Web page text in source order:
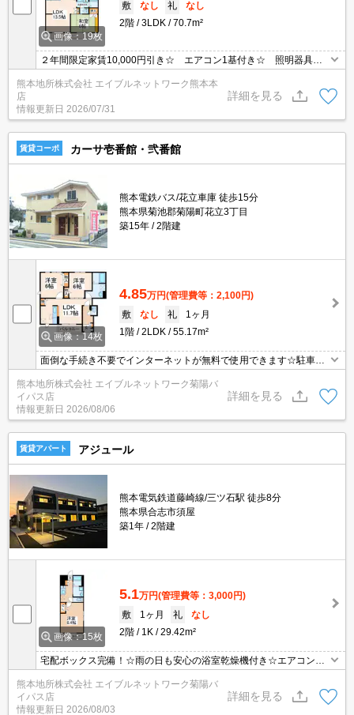
画像：19枚
敷
なし 礼
なし
2階
3LDK 70.7m²
２年間限定家賃10,000円引き☆ エアコン1基付き☆ 照明器具付
き☆ ＴＶインターホン付き☆ 南向きで日当たり良好☆
熊本地所株式会社 エイブルネットワーク熊本本
店
情報更新日 2026/07/31
詳細を見る
賃貸コーポ カーサ壱番館・弐番館
熊本電鉄バス/花立車庫 徒歩15分
熊本県菊池郡菊陽町花立3丁目
築15年
2階建
画像：14枚
4.85万円(管理費等：2,100円)
敷
なし 礼
1ヶ月
1階
2LDK 55.17m²
面倒な手続き不要でインターネットが無料で使用できます☆駐車場
縦列にて2台可能です！期間限定賃料です。2年経過後家賃53,500
円。
熊本地所株式会社 エイブルネットワーク菊陽バ
イパス店
情報更新日 2026/08/06
詳細を見る
賃貸アパート アジュール
熊本電気鉄道藤崎線/三ツ石駅 徒歩8分
熊本県合志市須屋
築1年
2階建
画像：15枚
5.1万円(管理費等：3,000円)
敷
1ヶ月 礼
なし
2階
1K 29.42m²
宅配ボックス完備！☆雨の日も安心の浴室乾燥機付き☆エアコン・
独立洗面台・TVモニターホンなど人気の設備も充実！三ツ石駅まで
徒歩8分と通勤等に便利な立地です(^^)/
熊本地所株式会社 エイブルネットワーク菊陽バ
イパス店
情報更新日 2026/08/03
詳細を見る